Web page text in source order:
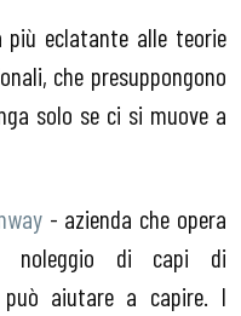
più eclatante alle teorie
che presuppongono
solo se ci si muove a
- azienda che opera
noleggio di capi di
aiutare a capire. I